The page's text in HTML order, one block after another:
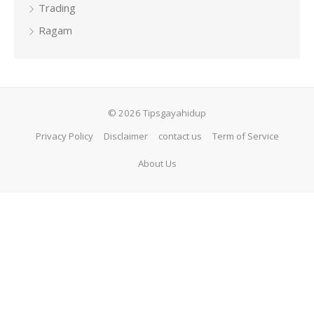
Trading
Ragam
© 2026 Tipsgayahidup
Privacy Policy
Disclaimer contact us Term of Service
About Us